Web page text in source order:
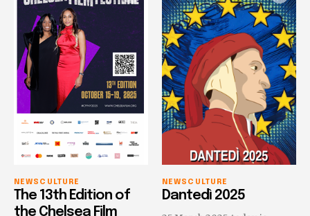
NEWS CULTURE
The 13th Edition of
the Chelsea Film
NEWS CULTURE
Dantedì 2025